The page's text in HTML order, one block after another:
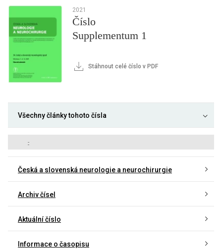
2021
Číslo
Supplementum 1
Stáhnout celé číslo v PDF
Všechny články tohoto čísla
-
Česká a slovenská neurologie a neurochirurgie
Archiv čísel
Aktuální číslo
Informace o časopisu